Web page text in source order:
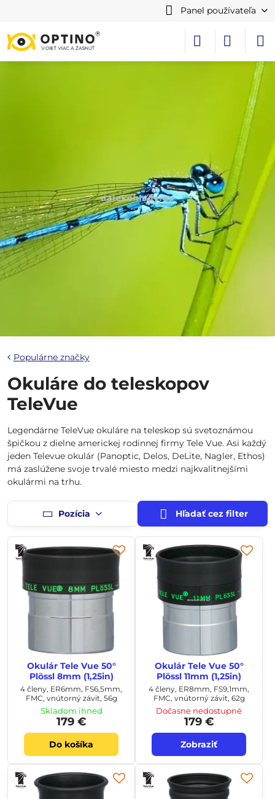
Panel používateľa
Populárne značky
Okuláre do teleskopov
TeleVue
Legendárne TeleVue okuláre na teleskop sú svetoznámou
špičkou z dielne americkej rodinnej firmy Tele Vue. Asi každý
jeden Televue okulár (Panoptic, Delos, DeLite, Nagler, Ethos)
má zaslúžene svoje trvalé miesto medzi najkvalitnejšími
okulármi na trhu.
Pozícia Hľadať cez filter
Okulár Tele Vue 50°
Plössl 8mm (1,25in)
4 členy, ER6mm, FS6,5mm,
FMC, vnútorný závit, 56g
Skladom ihneď
179 €
Do košíka
Okulár Tele Vue 50°
Plössl 11mm (1,25in)
4 členy, ER8mm, FS9,1mm,
FMC, vnútorný závit, 62g
Dočasne nedostupné
179 €
Zobraziť